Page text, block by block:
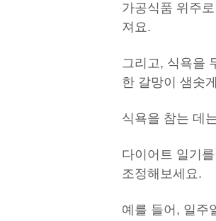
가공식품 위주
져요.
그리고, 식욕을
한 갈망이 샘솟
식욕을 참는 데
다이어트 일기
조정해보세요.
예를 들어, 일주